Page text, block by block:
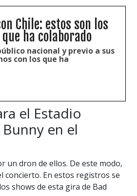
Chile: estos son los
ha colaborado
nacional y previo a sus
con los que ha
el Estadio
en el
un dron de ellos. De este modo,
concierto. En estos registros se
shows de esta gira de Bad